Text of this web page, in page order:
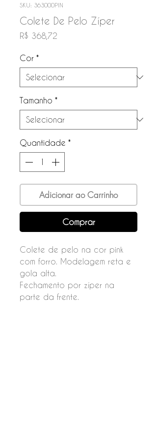
SKU: 363000PIN
Colete De Pelo Zíper
R$ 368,72
Cor *
Tamanho *
Quantidade *
Adicionar ao Carrinho
Comprar
Colete de pelo na cor pink
com forro. Modelagem reta e
gola alta.
Fechamento por zíper na
parte da frente.